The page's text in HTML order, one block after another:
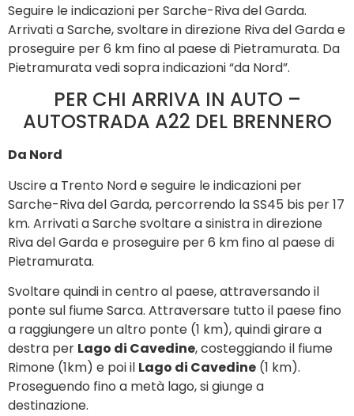
Seguire le indicazioni per Sarche-Riva del Garda.
Arrivati a Sarche, svoltare in direzione Riva del Garda e
proseguire per 6 km fino al paese di Pietramurata. Da
Pietramurata vedi sopra indicazioni “da Nord”.
PER CHI ARRIVA IN AUTO –
AUTOSTRADA A22 DEL BRENNERO
Da Nord
Uscire a Trento Nord e seguire le indicazioni per
Sarche-Riva del Garda, percorrendo la SS45 bis per 17
km. Arrivati a Sarche svoltare a sinistra in direzione
Riva del Garda e proseguire per 6 km fino al paese di
Pietramurata.
Svoltare quindi in centro al paese, attraversando il
ponte sul fiume Sarca. Attraversare tutto il paese fino
a raggiungere un altro ponte (1 km), quindi girare a
destra per Lago di Cavedine, costeggiando il fiume
Rimone (1km) e poi il Lago di Cavedine (1 km).
Proseguendo fino a metà lago, si giunge a
destinazione.